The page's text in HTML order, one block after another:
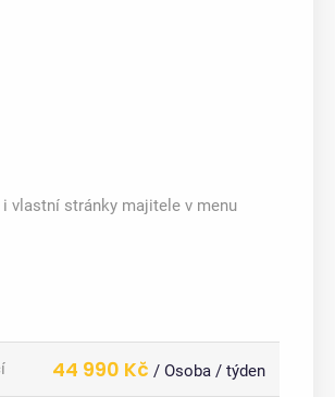
vlastní stránky majitele v menu
44 990 Kč / Osoba / týden